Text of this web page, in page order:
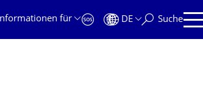
Informationen für
DE Suche